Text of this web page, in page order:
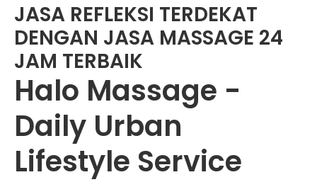
JASA REFLEKSI TERDEKAT
DENGAN JASA MASSAGE 24
JAM TERBAIK
Halo Massage -
Daily Urban
Lifestyle Service